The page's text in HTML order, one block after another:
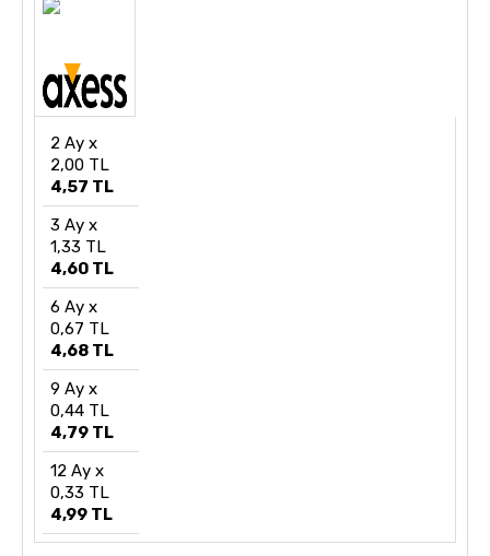
2 Ay x
2,00 TL
4,57 TL
3 Ay x
1,33 TL
4,60 TL
6 Ay x
0,67 TL
4,68 TL
9 Ay x
0,44 TL
4,79 TL
12 Ay x
0,33 TL
4,99 TL